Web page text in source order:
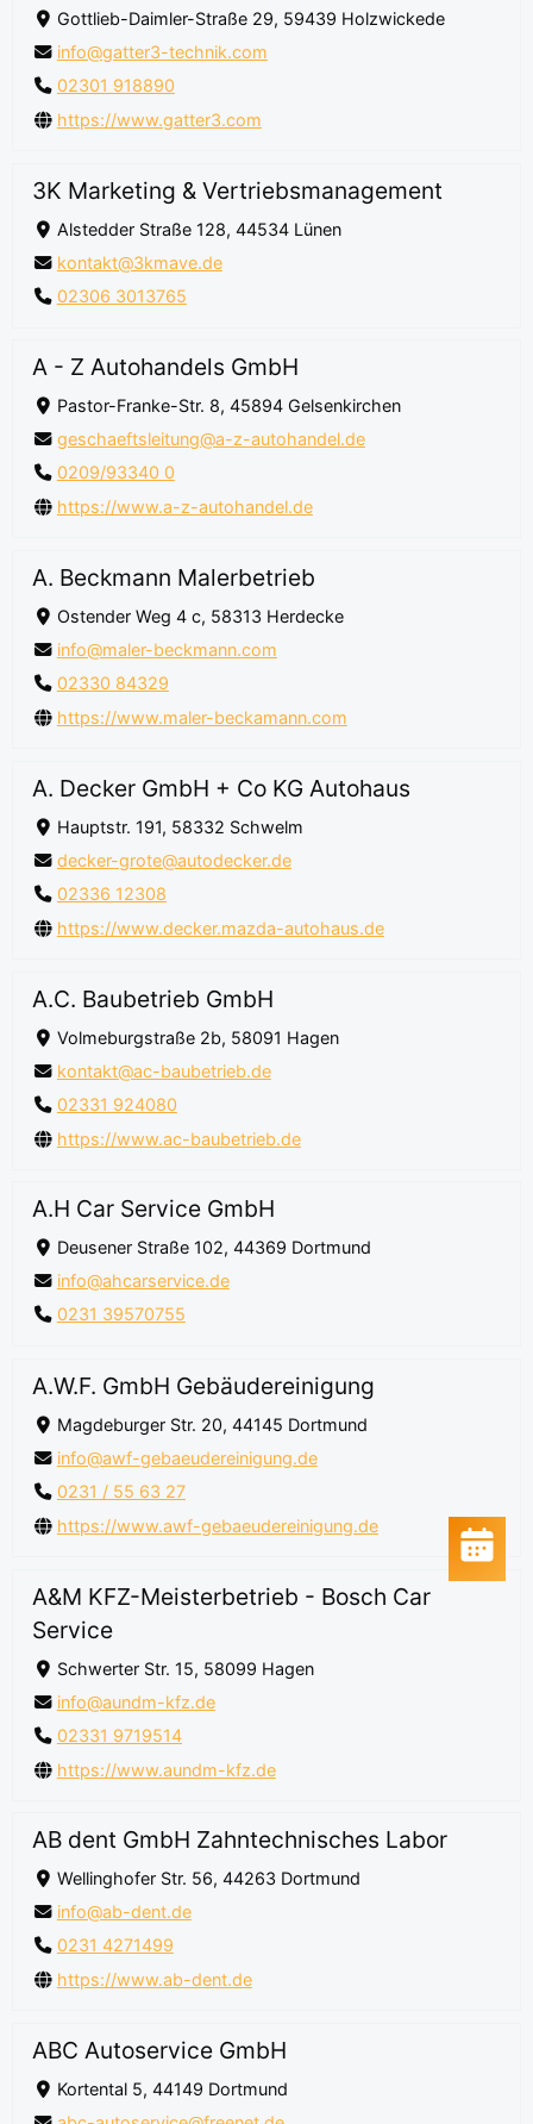
Gottlieb-Daimler-Straße 29, 59439 Holzwickede
info@gatter3-technik.com
02301 918890
https://www.gatter3.com
3K Marketing & Vertriebsmanagement
Alstedder Straße 128, 44534 Lünen
kontakt@3kmave.de
02306 3013765
A - Z Autohandels GmbH
Pastor-Franke-Str. 8, 45894 Gelsenkirchen
geschaeftsleitung@a-z-autohandel.de
0209/93340 0
https://www.a-z-autohandel.de
A. Beckmann Malerbetrieb
Ostender Weg 4 c, 58313 Herdecke
info@maler-beckmann.com
02330 84329
https://www.maler-beckamann.com
A. Decker GmbH + Co KG Autohaus
Hauptstr. 191, 58332 Schwelm
decker-grote@autodecker.de
02336 12308
https://www.decker.mazda-autohaus.de
A.C. Baubetrieb GmbH
Volmeburgstraße 2b, 58091 Hagen
kontakt@ac-baubetrieb.de
02331 924080
https://www.ac-baubetrieb.de
A.H Car Service GmbH
Deusener Straße 102, 44369 Dortmund
info@ahcarservice.de
0231 39570755
A.W.F. GmbH Gebäudereinigung
Magdeburger Str. 20, 44145 Dortmund
info@awf-gebaeudereinigung.de
0231 / 55 63 27
https://www.awf-gebaeudereinigung.de
A&M KFZ-Meisterbetrieb - Bosch Car
Service
Schwerter Str. 15, 58099 Hagen
info@aundm-kfz.de
02331 9719514
https://www.aundm-kfz.de
AB dent GmbH Zahntechnisches Labor
Wellinghofer Str. 56, 44263 Dortmund
info@ab-dent.de
0231 4271499
https://www.ab-dent.de
ABC Autoservice GmbH
Kortental 5, 44149 Dortmund